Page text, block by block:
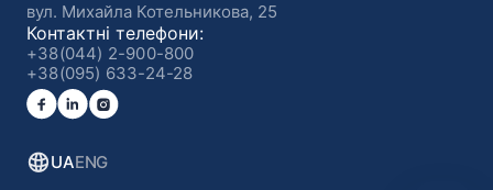
вул. Михайла Котельникова, 25
Контактні телефони:
+38(044) 2-900-800
+38(095) 633-24-28
UAENG